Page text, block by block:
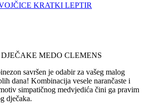
KRATKI LEPTIR
MEDO CLEMENS
savršen je odabir za vašeg malog
dana! Kombinacija vesele narančaste i
simpatičnog medvjedića čini ga pravim
dječaka.